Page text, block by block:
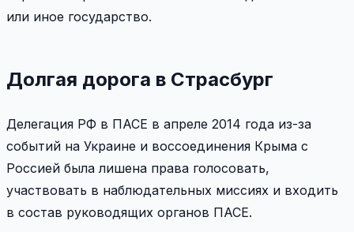
или иное государство.
Долгая дорога в Страсбург
Делегация РФ в ПАСЕ в апреле 2014 года из-за
событий на Украине и воссоединения Крыма с
Россией была лишена права голосовать,
участвовать в наблюдательных миссиях и входить
в состав руководящих органов ПАСЕ.